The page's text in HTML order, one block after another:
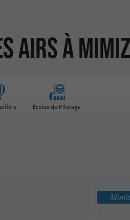
airs à
Écoles de Pilotage